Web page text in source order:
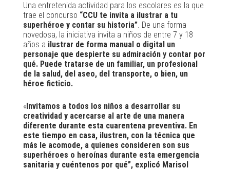
Una entretenida actividad para los escolares es la que
trae el concurso “CCU te invita a ilustrar a tu
superhéroe y contar su historia”. De una forma
novedosa, la iniciativa invita a niños de entre 7 y 18
años a ilustrar de forma manual o digital un
personaje que despierte su admiración y contar por
qué. Puede tratarse de un familiar, un profesional
de la salud, del aseo, del transporte, o bien, un
héroe ficticio.
«Invitamos a todos los niños a desarrollar su
creatividad y acercarse al arte de una manera
diferente durante esta cuarentena preventiva. En
este tiempo en casa, ilustren, con la técnica que
más le acomode, a quienes consideren son sus
superhéroes o heroínas durante esta emergencia
sanitaria y cuéntenos por qué”, explicó Marisol